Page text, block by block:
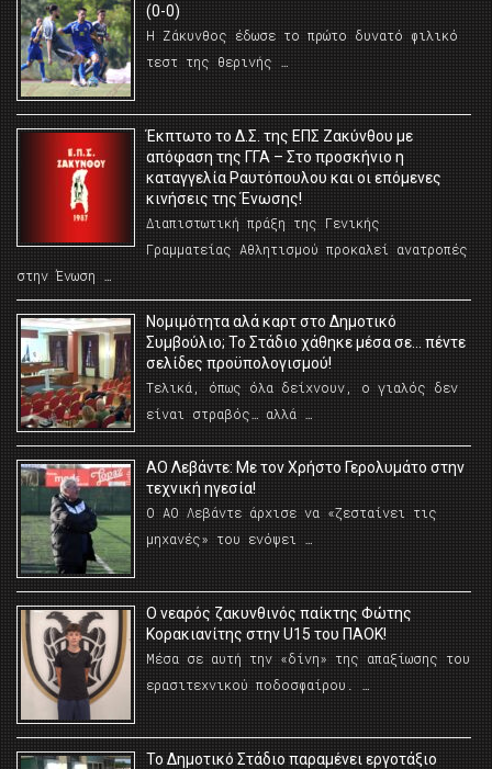
(0-0)
Η Ζάκυνθος έδωσε το πρώτο δυνατό φιλικό
τεστ της θερινής …
Έκπτωτο το Δ.Σ. της ΕΠΣ Ζακύνθου με
απόφαση της ΓΓΑ – Στο προσκήνιο η
καταγγελία Ραυτόπουλου και οι επόμενες
κινήσεις της Ένωσης!
Διαπιστωτική πράξη της Γενικής
Γραμματείας Αθλητισμού προκαλεί ανατροπές
στην Ένωση …
Νομιμότητα αλά καρτ στο Δημοτικό
Συμβούλιο; Το Στάδιο χάθηκε μέσα σε… πέντε
σελίδες προϋπολογισμού!
Τελικά, όπως όλα δείχνουν, ο γιαλός δεν
είναι στραβός… αλλά …
ΑΟ Λεβάντε: Με τον Χρήστο Γερολυμάτο στην
τεχνική ηγεσία!
Ο ΑΟ Λεβάντε άρχισε να «ζεσταίνει τις
μηχανές» του ενόψει …
O νεαρός ζακυνθινός παίκτης Φώτης
Κορακιανίτης στην U15 του ΠΑΟΚ!
Μέσα σε αυτή την «δίνη» της απαξίωσης του
ερασιτεχνικού ποδοσφαίρου. …
Το Δημοτικό Στάδιο παραμένει εργοτάξιο